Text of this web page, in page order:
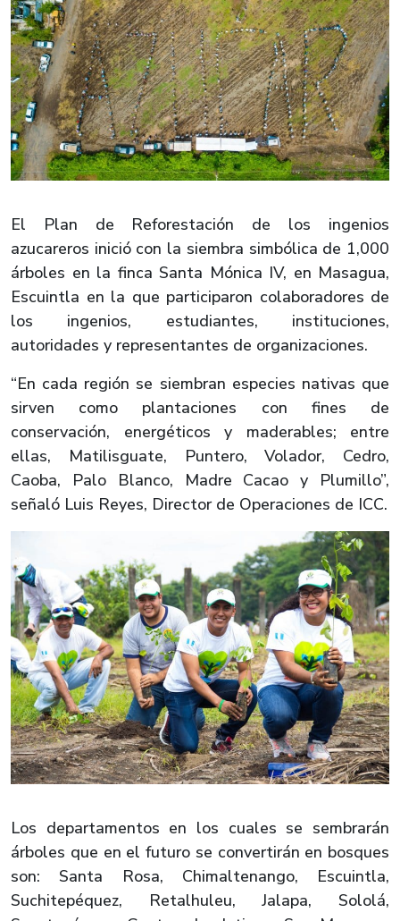
El Plan de Reforestación de los ingenios
azucareros inició con la siembra simbólica de 1,000
árboles en la finca Santa Mónica IV, en Masagua,
Escuintla en la que participaron colaboradores de
los ingenios, estudiantes, instituciones,
autoridades y representantes de organizaciones.
“En cada región se siembran especies nativas que
sirven como plantaciones con fines de
conservación, energéticos y maderables; entre
ellas, Matilisguate, Puntero, Volador, Cedro,
Caoba, Palo Blanco, Madre Cacao y Plumillo”,
señaló Luis Reyes, Director de Operaciones de ICC.
Los departamentos en los cuales se sembrarán
árboles que en el futuro se convertirán en bosques
son: Santa Rosa, Chimaltenango, Escuintla,
Suchitepéquez, Retalhuleu, Jalapa, Sololá,